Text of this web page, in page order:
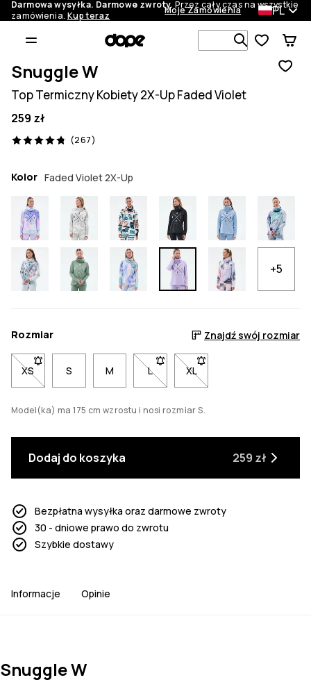
Darmowa wysyłka. Darmowe zwroty. Przez cały czas na wszystkie
zamówienia. Kup teraz Moje Zamówienia PL
Szukaj w 1
Snuggle W
Top Termiczny Kobiety 2X-Up Faded Violet
259 zł
(267)
267 recenzje, 4.8/5
Kolor Faded Violet 2X-Up
+5
Rozmiar Znajdź swój rozmiar
XS- Rozmiar XS niedostępny. Kliknij, aby otrzymać
S M L- Rozmiar L niedostępny. Kliknij,
XL- Rozmiar XL
Model(ka) ma 175 cm wzrostu i nosi rozmiar S.
Dodaj do koszyka 259 zł
Bezpłatna wysyłka oraz darmowe zwroty
30 - dniowe prawo do zwrotu
Szybkie dostawy
Informacje Opinie
Snuggle W